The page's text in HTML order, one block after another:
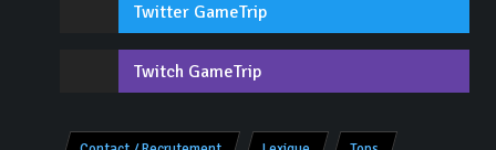
Twitter GameTrip
Twitch GameTrip